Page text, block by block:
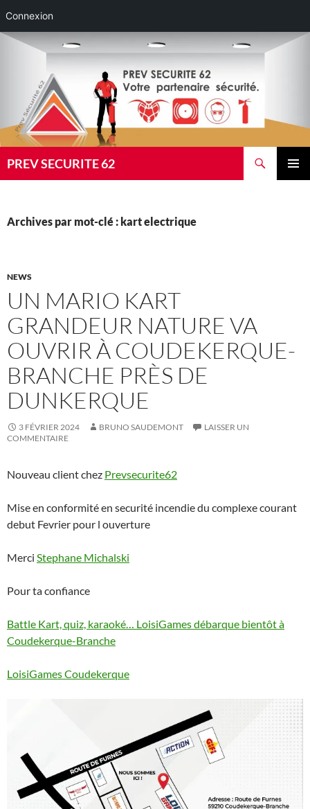
Connexion
Aller
PREV SECURITE 62
Archives par mot-clé : kart electrique
NEWS
UN MARIO KART
GRANDEUR NATURE VA
OUVRIR À COUDEKERQUE-
BRANCHE PRÈS DE
DUNKERQUE
3 FÉVRIER 2024 BRUNO SAUDEMONT
LAISSER UN
COMMENTAIRE
Nouveau client chez Prevsecurite62
Mise en conformité en securité incendie du complexe courant
debut Fevrier pour l ouverture
Merci Stephane Michalski
Pour ta confiance
Battle Kart, quiz, karaoké… LoisiGames débarque bientôt à
Coudekerque-Branche
LoisiGames Coudekerque